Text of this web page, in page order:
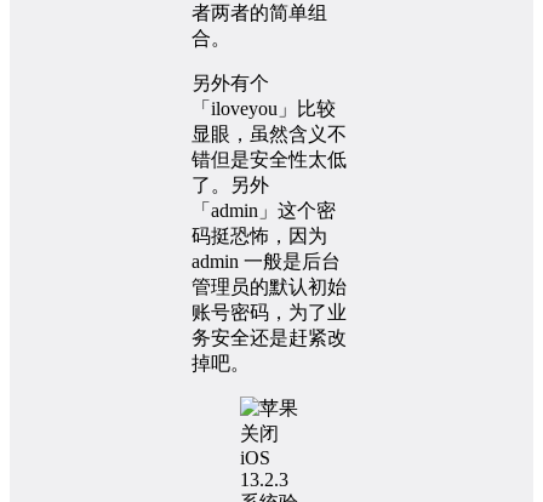
者两者的简单组
合。
另外有个
「iloveyou」比较
显眼，虽然含义不
错但是安全性太低
了。另外
「admin」这个密
码挺恐怖，因为
admin 一般是后台
管理员的默认初始
账号密码，为了业
务安全还是赶紧改
掉吧。